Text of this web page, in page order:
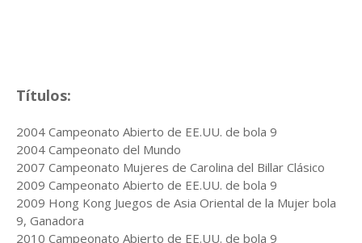
Títulos:
2004 Campeonato Abierto de EE.UU. de bola 9
2004 Campeonato del Mundo
2007 Campeonato Mujeres de Carolina del Billar Clásico
2009 Campeonato Abierto de EE.UU. de bola 9
2009 Hong Kong Juegos de Asia Oriental de la Mujer bola
9, Ganadora
2010 Campeonato Abierto de EE.UU. de bola 9